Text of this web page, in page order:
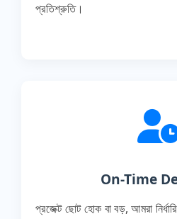
প্রতিশ্রুতি।
On-Time
প্রজেক্ট ছোট হোক বা বড়, আমরা